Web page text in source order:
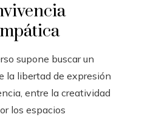
supone buscar un
la libertad de expresión
entre la creatividad
los espacios